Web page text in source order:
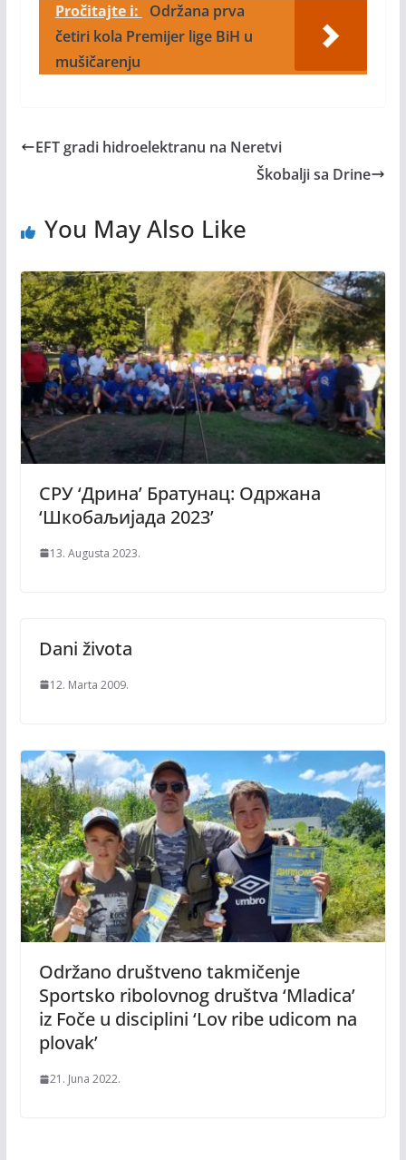
Pročitajte i:
Održana prva
četiri kola Premijer lige BiH u
mušičarenju
EFT gradi hidroelektranu na Neretvi
Škobalji sa Drine
You May Also Like
СРУ ‘Дрина’ Братунац: Одржана
‘Шкобаљијада 2023’
13. Augusta 2023.
Dani života
12. Marta 2009.
Održano društveno takmičenje
Sportsko ribolovnog društva ‘Mladica’
iz Foče u disciplini ‘Lov ribe udicom na
plovak’
21. Juna 2022.